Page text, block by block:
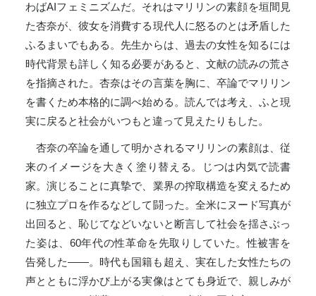
わばAIフェミニズムだ。それはマリリンの素顔を垣間見
た杏奈が、彼女を消費する現代人に怒るのとは矛盾した
ふるまいでもある。先生からは、過去の女性を知るには
時代背景も詳しく知る必要があると、文献の読みの荒さ
を指摘された。杏奈はその言葉を胸に、卒論でマリリン
を書くため本格的に調べ始める。読んでは考え、ふと現
実に戻ると社会がいつもと違って見えたりもした。
杏奈の卒論を通して明かされるマリリンの素顔は、従
来のイメージを大きく塗り替える。じつは内気で読書
家。演じることに真摯で、業界の搾取構造を変えるため
に独立プロを作るなどして闘った。全米にヌード写真が
出回ると、恥じてなどいないと断言して社会を揺さぶっ
た姿は、60年代の性革命を先取りしていた。性被害を
告発した――。時代も国籍も超え、実在した女性たちの
声とともに浮かび上がる実像はとても身近で、親しみが